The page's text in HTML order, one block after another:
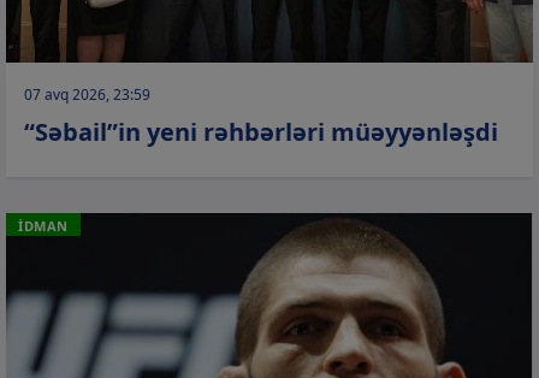
07 avq 2026, 23:59
“Səbail”in yeni rəhbərləri müəyyənləşdi
İDMAN